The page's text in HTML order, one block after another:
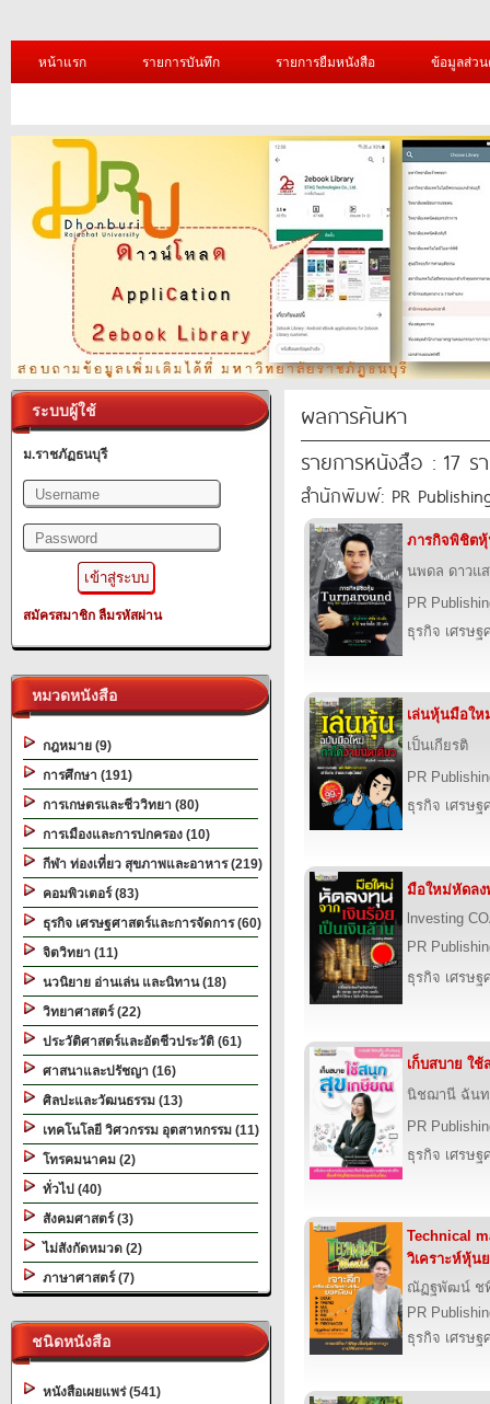
หน้าแรก รายการบันทึก รายการยืมหนังสือ ข้อมูลส่ว
ระบบผู้ใช้
ม.ราชภัฏธนบุรี
สมัครสมาชิก ลืมรหัสผ่าน
หมวดหนังสือ
กฎหมาย (9)
การศึกษา (191)
การเกษตรและชีววิทยา (80)
การเมืองและการปกครอง (10)
กีฬา ท่องเที่ยว สุขภาพและอาหาร (219)
คอมพิวเตอร์ (83)
ธุรกิจ เศรษฐศาสตร์และการจัดการ (60)
จิตวิทยา (11)
นวนิยาย อ่านเล่น และนิทาน (18)
วิทยาศาสตร์ (22)
ประวัติศาสตร์และอัตชีวประวัติ (61)
ศาสนาและปรัชญา (16)
ศิลปะและวัฒนธรรม (13)
เทคโนโลยี วิศวกรรม อุตสาหกรรม (11)
โทรคมนาคม (2)
ทั่วไป (40)
สังคมศาสตร์ (3)
ไม่สังกัดหมวด (2)
ภาษาศาสตร์ (7)
ชนิดหนังสือ
หนังสือเผยแพร่ (541)
ผลการค้นหา
รายการหนังสือ : 17 ร
สำนักพิมพ์: PR
ภารกิจพิชิต
นพดล ดาวแส
PR
ธุรกิจ เศรษฐ
เล่นหุ้นมือให
เป็นเกียรติ
PR
ธุรกิจ เศรษฐ
มือใหม่หัดลง
lnvesting
PR
ธุรกิจ เศรษฐ
เก็บสบาย ใ
นิชฌานี ฉันท
PR
ธุรกิจ เศรษฐ
Technical
วิเคราะห์หุ้น
ณัฏฐพัฒน์ ช
PR
ธุรกิจ เศรษฐ